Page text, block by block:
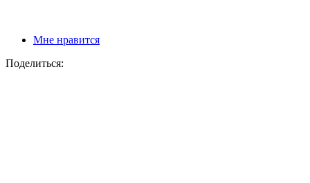
Мне нравится
Поделиться: